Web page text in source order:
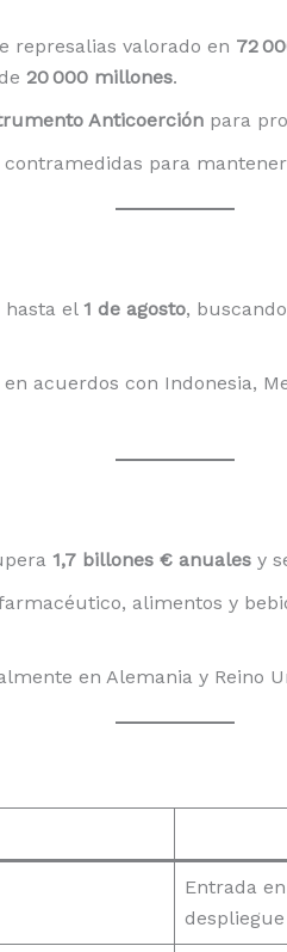
represalias valorado en 72
20 000 millones.
Anticoerción para
para
hasta el 1 de agosto,
acuerdos con Indonesia,
1,7 billones € anuales y
alimentos y
en Alemania y Reino
Entrada